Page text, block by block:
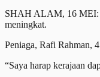
SHAH ALAM, 16 MEI:
meningkat.
Peniaga, Rafi Rahman,
“Saya harap kerajaan